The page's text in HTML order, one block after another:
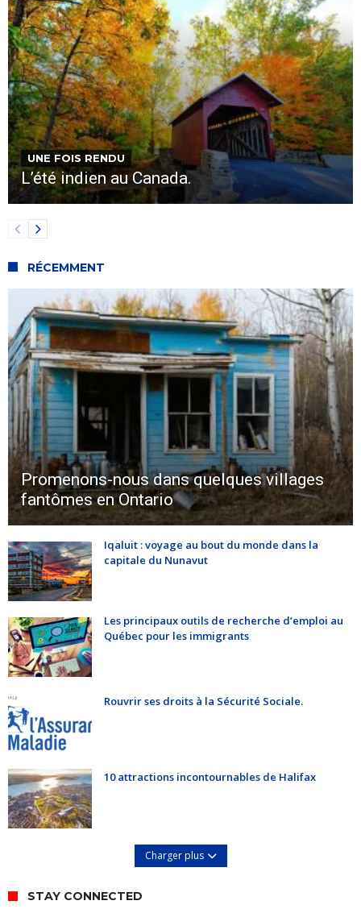
UNE FOIS RENDU
L’été indien au Canada.
RÉCEMMENT
Promenons-nous dans quelques villages
fantômes en Ontario
Iqaluit : voyage au bout du monde dans la
capitale du Nunavut
Les principaux outils de recherche d’emploi au
Québec pour les immigrants
Rouvrir ses droits à la Sécurité Sociale.
10 attractions incontournables de Halifax
Charger plus
STAY CONNECTED